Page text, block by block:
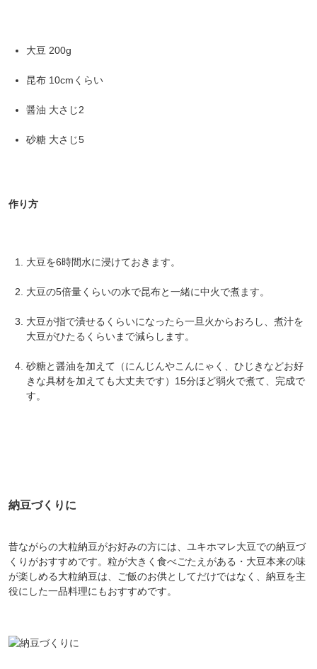
大豆 200g
昆布 10cmくらい
醤油 大さじ2
砂糖 大さじ5
作り方
大豆を6時間水に浸けておきます。
大豆の5倍量くらいの水で昆布と一緒に中火で煮ます。
大豆が指で潰せるくらいになったら一旦火からおろし、煮汁を
大豆がひたるくらいまで減らします。
砂糖と醤油を加えて（にんじんやこんにゃく、ひじきなどお好
きな具材を加えても大丈夫です）15分ほど弱火で煮て、完成で
す。
納豆づくりに
昔ながらの大粒納豆がお好みの方には、ユキホマレ大豆での納豆づ
くりがおすすめです。粒が大きく食べごたえがある・大豆本来の味
が楽しめる大粒納豆は、ご飯のお供としてだけではなく、納豆を主
役にした一品料理にもおすすめです。